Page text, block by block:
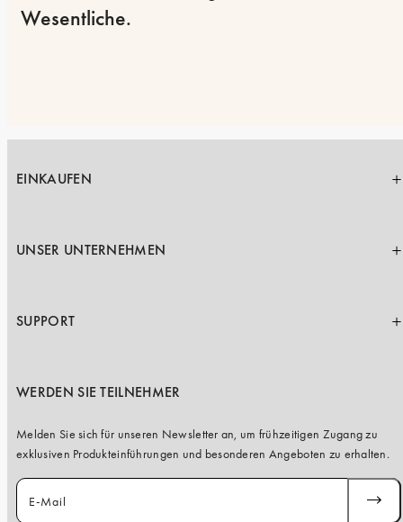
Wesentliche.
EINKAUFEN
UNSER UNTERNEHMEN
SUPPORT
WERDEN SIE TEILNEHMER
Melden Sie sich für unseren Newsletter an, um frühzeitigen Zugang zu
exklusiven Produkteinführungen und besonderen Angeboten zu erhalten.
E-Mail